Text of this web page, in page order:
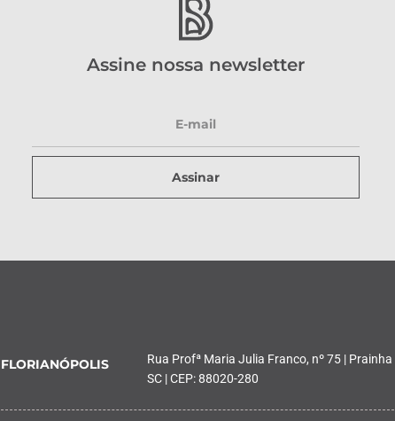
Assine nossa newsletter
Assinar
FLORIANÓPOLIS
Rua Profª Maria Julia Franco, nº 75 |
SC | CEP: 88020-280